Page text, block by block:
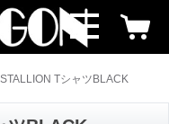
TシャツBLACK